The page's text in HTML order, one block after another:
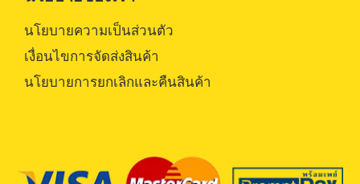
นโยบายความเป็นส่วนตัว
เงื่อนไขการจัดส่งสินค้า
นโยบายการยกเลิกและคืนสินค้า